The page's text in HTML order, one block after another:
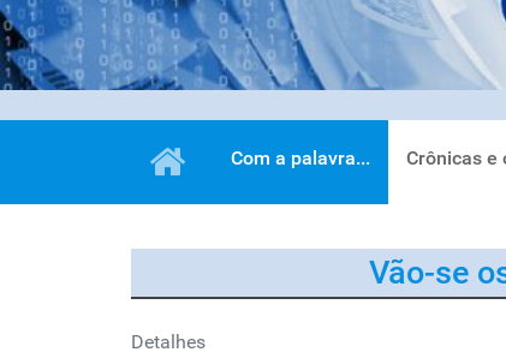
Com a palavra... Crônicas e
Vão-se
Detalhes